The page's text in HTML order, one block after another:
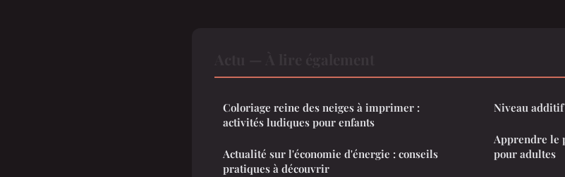
Coloriage reine des neiges à imprimer :
activités ludiques pour enfants
Actualité sur l'économie d'énergie : conseils
pratiques à découvrir
Niveau
Apprendre le
pour adultes